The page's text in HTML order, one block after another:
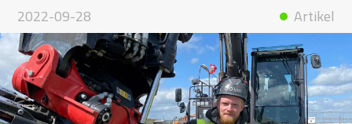
2022-09-28 Artikel